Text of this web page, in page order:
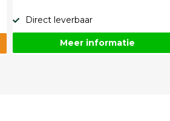
Direct leverbaar
Meer informatie